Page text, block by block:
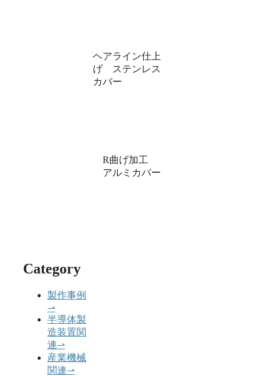
ヘアライン仕上
げ ステンレス
カバー
R曲げ加工
アルミカバー
Category
製作事例
⇀
半導体製
造装置関
連⇀
産業機械
関連⇀